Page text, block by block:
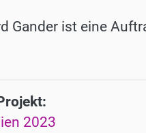
Gander ist eine
2023